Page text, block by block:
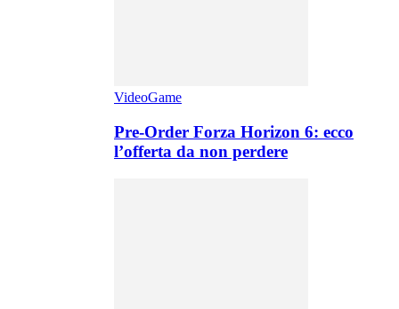
VideoGame
Pre-Order Forza Horizon 6: ecco
l’offerta da non perdere